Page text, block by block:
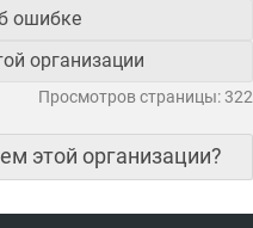
ошибке
организации
Просмотров страницы: 322
этой организации?